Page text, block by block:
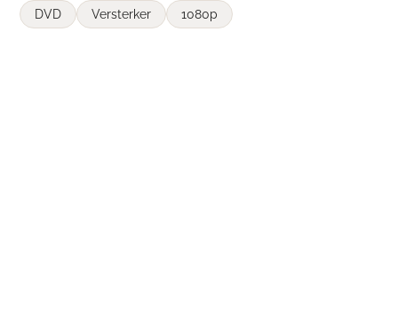
DVD Versterker 1080p